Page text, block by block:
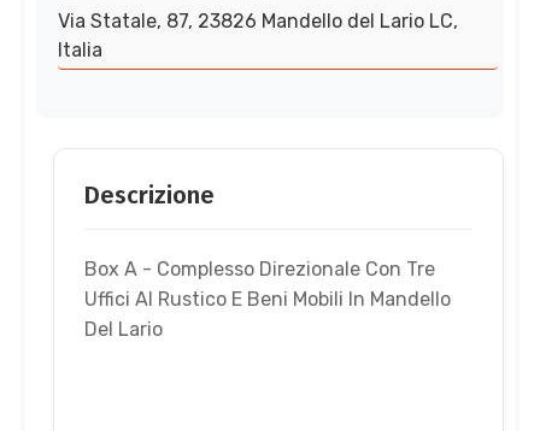
Via Statale, 87, 23826 Mandello del Lario LC,
Italia
Descrizione
Box A - Complesso Direzionale Con Tre
Uffici Al Rustico E Beni Mobili In Mandello
Del Lario